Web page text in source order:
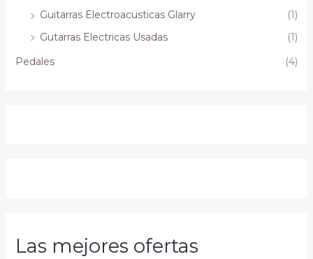
Guitarras Electroacusticas Glarry
(1)
Gutarras Electricas Usadas
(1)
Pedales
(4)
Las mejores ofertas